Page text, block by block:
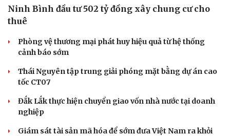
Ninh Bình đầu tư 502 tỷ đồng xây chung cư cho
thuê
Phòng vệ thương mại phát huy hiệu quả từ hệ thống
cảnh báo sớm
Thái Nguyên tập trung giải phóng mặt bằng dự án cao
tốc CT07
Đắk Lắk thực hiện chuyển giao vốn nhà nước tại doanh
nghiệp
Giám sát tài sản mã hóa để sớm đưa Việt Nam ra khỏi